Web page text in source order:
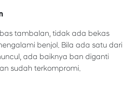
tambalan, tidak ada bekas
benjol. Bila ada satu dari
ada baiknya ban diganti
sudah terkompromi.